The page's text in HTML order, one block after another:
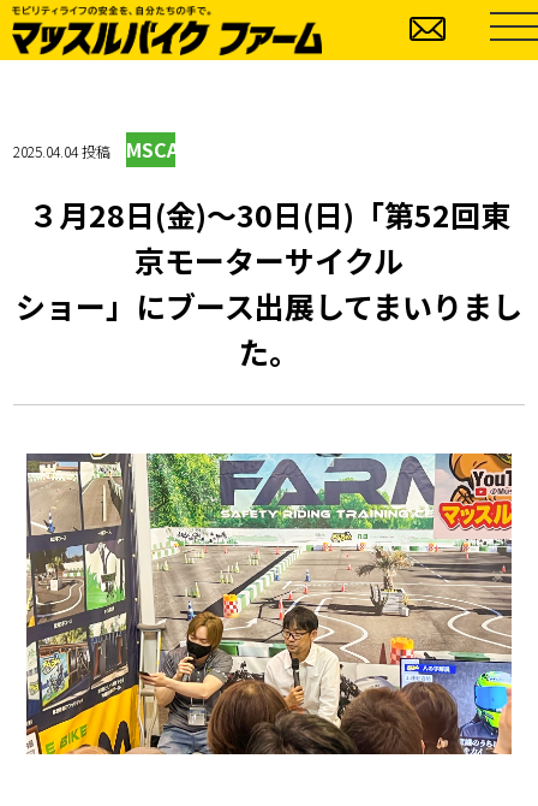
2025.04.04 投稿 MSCA
３月28日(金)～30日(日)「第52回東
京モーターサイクル
ショー」にブース出展してまいりまし
た。